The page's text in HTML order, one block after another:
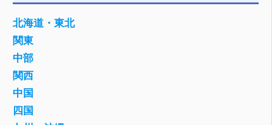
北海道・東北
関東
中部
関西
中国
四国